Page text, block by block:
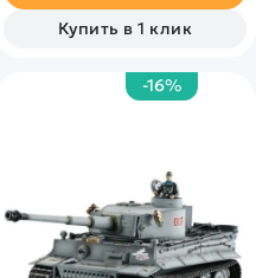
Купить в 1 клик
-16%